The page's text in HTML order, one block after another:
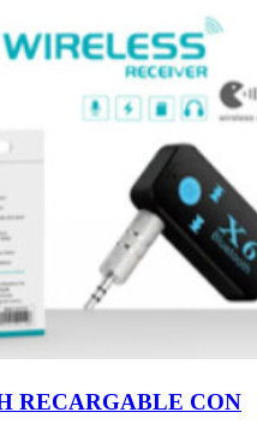
RECARGABLE CON